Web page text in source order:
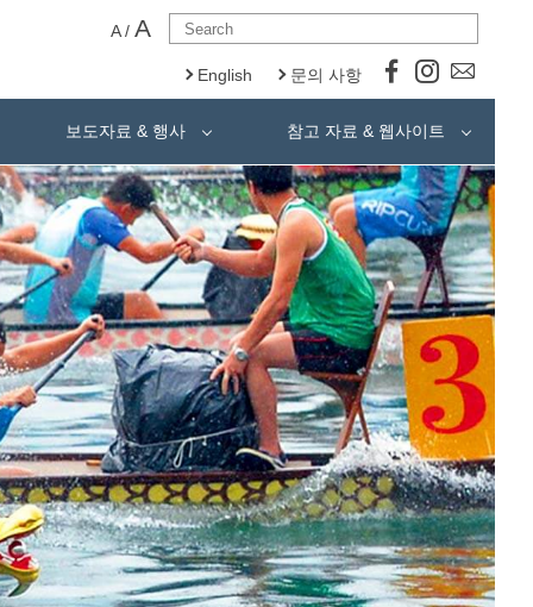
A/ A
English 문의 사항
보도자료 & 행사 참고 자료 & 웹사이트